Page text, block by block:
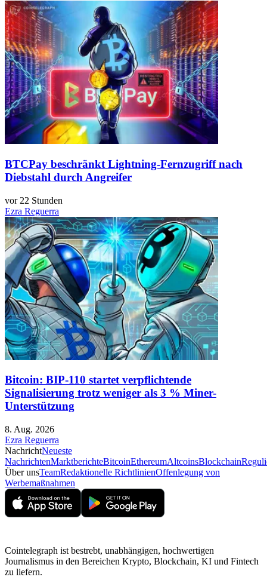
BTCPay beschränkt Lightning-Fernzugriff nach
Diebstahl durch Angreifer
vor 22 Stunden
Ezra Reguerra
Bitcoin: BIP-110 startet verpflichtende
Signalisierung trotz weniger als 3 % Miner-
Unterstützung
8. Aug. 2026
Ezra Reguerra
NachrichtNeueste
NachrichtenMarktberichteBitcoinEthereumAltcoinsBlockchain
Über unsTeamRedaktionelle RichtlinienOffenlegung von
Werbemaßnahmen
Cointelegraph ist bestrebt, unabhängigen, hochwertigen
Journalismus in den Bereichen Krypto, Blockchain, KI und Fintech
zu liefern.